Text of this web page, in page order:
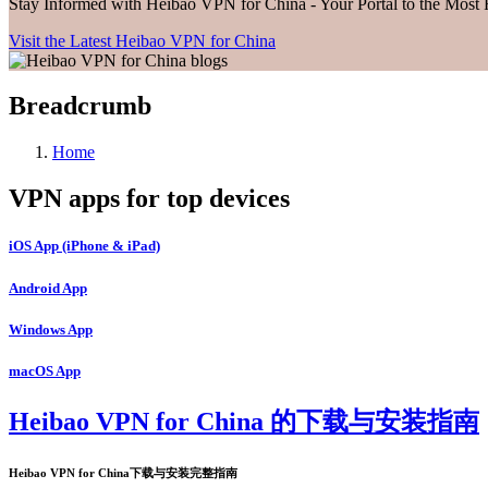
Visit the Latest Heibao VPN for China
Breadcrumb
Home
VPN apps for top devices
iOS App (iPhone & iPad)
Android App
Windows App
macOS App
Heibao VPN for China 的下载与安装指南
Heibao VPN for China下载与安装完整指南